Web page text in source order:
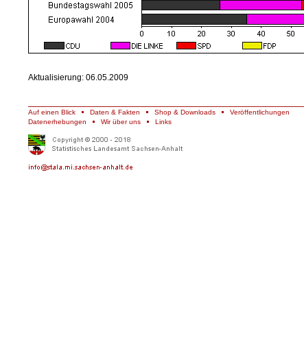
Aktualisierung: 06.05.2009
Auf einen Blick Daten & Fakten Shop & Downloads
Veröffentlichungen
Datenerhebungen
Wir über uns Links